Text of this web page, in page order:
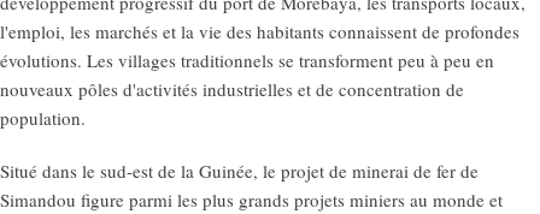
l'emploi, les marchés et la vie des habitants connaissent de profondes
évolutions. Les villages traditionnels se transforment peu à peu en
nouveaux pôles d'activités industrielles et de concentration de
population.
Situé dans le sud-est de la Guinée, le projet de minerai de fer de
Simandou figure parmi les plus grands projets miniers au monde et